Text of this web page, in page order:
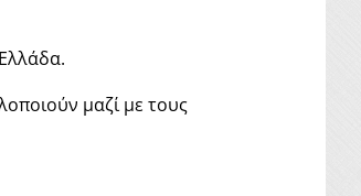
μαζί με τους